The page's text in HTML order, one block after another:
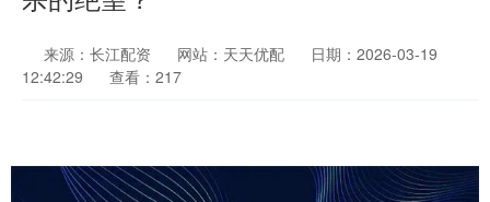
来源：长江配资 网站：天天优配
日期：2026-03-19
12:42:29
查看：217